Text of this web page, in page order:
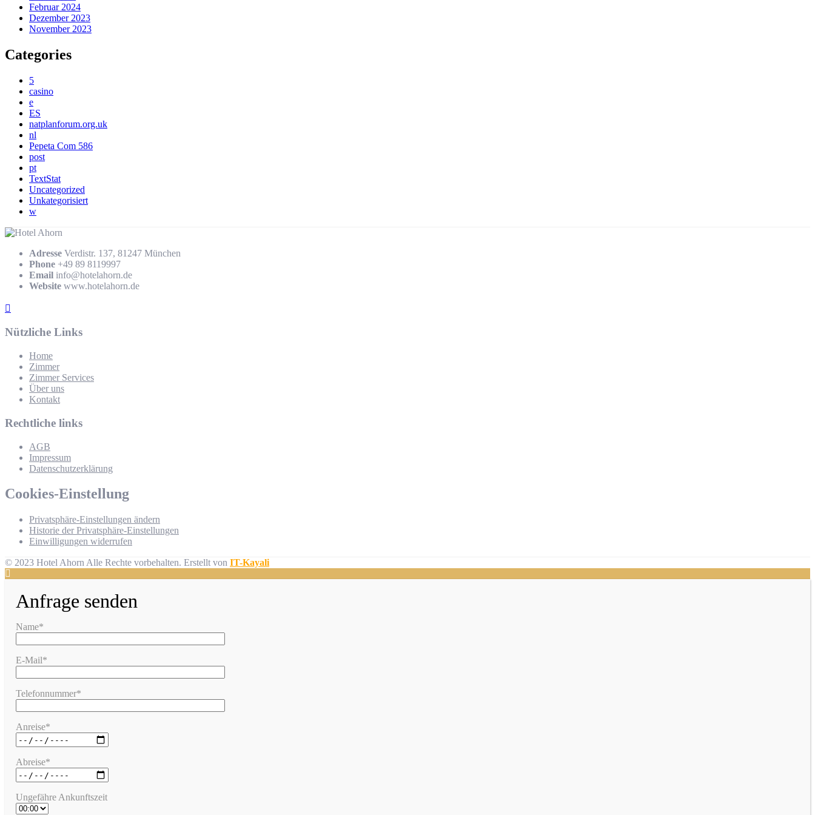
Februar 2024
Dezember 2023
November 2023
Categories
5
casino
e
ES
natplanforum.org.uk
nl
Pepeta Com 586
post
pt
TextStat
Uncategorized
Unkategorisiert
w
Adresse Verdistr. 137, 81247 München
Phone +49 89 8119997
Email info@hotelahorn.de
Website www.hotelahorn.de
Nützliche Links
Home
Zimmer
Zimmer Services
Über uns
Kontakt
Rechtliche links
AGB
Impressum
Datenschutzerklärung
Cookies-Einstellung
Privatsphäre-Einstellungen ändern
Historie der Privatsphäre-Einstellungen
Einwilligungen widerrufen
© 2023 Hotel Ahorn Alle Rechte vorbehalten. Erstellt von IT-Kayali
Anfrage senden
Name*
E-Mail*
Telefonnummer*
Anreise*
Abreise*
Ungefähre Ankunftszeit